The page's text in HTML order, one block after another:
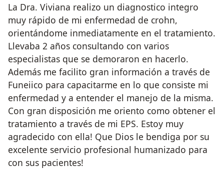
La Dra. Viviana realizo un diagnostico integro
muy rápido de mi enfermedad de crohn,
orientándome inmediatamente en el tratamiento.
Llevaba 2 años consultando con varios
especialistas que se demoraron en hacerlo.
Además me facilito gran información a través de
Funeiico para capacitarme en lo que consiste mi
enfermedad y a entender el manejo de la misma.
Con gran disposición me oriento como obtener el
tratamiento a través de mi EPS. Estoy muy
agradecido con ella! Que Dios le bendiga por su
excelente servicio profesional humanizado para
con sus pacientes!